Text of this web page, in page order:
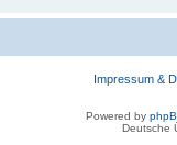
Impressum &
Powered by
Deutsche